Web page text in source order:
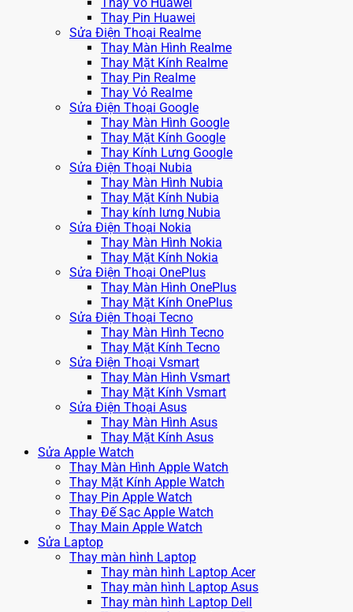
Thay Vỏ Huawei
Thay Pin Huawei
Sửa Điện Thoại Realme
Thay Màn Hình Realme
Thay Mặt Kính Realme
Thay Pin Realme
Thay Vỏ Realme
Sửa Điện Thoại Google
Thay Màn Hình Google
Thay Mặt Kính Google
Thay Kính Lưng Google
Sửa Điện Thoại Nubia
Thay Màn Hình Nubia
Thay Mặt Kính Nubia
Thay kính lưng Nubia
Sửa Điện Thoại Nokia
Thay Màn Hình Nokia
Thay Mặt Kính Nokia
Sửa Điện Thoại OnePlus
Thay Màn Hình OnePlus
Thay Mặt Kính OnePlus
Sửa Điện Thoại Tecno
Thay Màn Hình Tecno
Thay Mặt Kính Tecno
Sửa Điện Thoại Vsmart
Thay Màn Hình Vsmart
Thay Mặt Kính Vsmart
Sửa Điện Thoại Asus
Thay Màn Hình Asus
Thay Mặt Kính Asus
Sửa Apple Watch
Thay Màn Hình Apple Watch
Thay Mặt Kính Apple Watch
Thay Pin Apple Watch
Thay Đế Sạc Apple Watch
Thay Main Apple Watch
Sửa Laptop
Thay màn hình Laptop
Thay màn hình Laptop Acer
Thay màn hình Laptop Asus
Thay màn hình Laptop Dell